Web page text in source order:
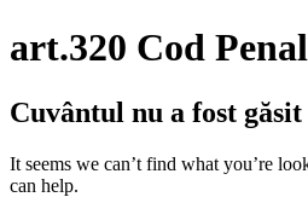
art.320 Cod Penal
Cuvântul nu a fost găsit
It seems we can’t find what you’re
can help.